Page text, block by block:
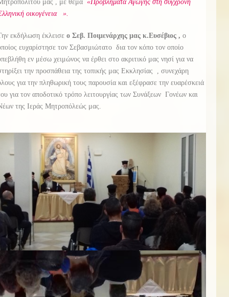
μας , με θέμα «Προβλήματα Αγωγής στη σύγχρονη
οικογένεια ».
εκδήλωση έκλεισε ο Σεβ. Ποιμενάρχης μας κ.Ευσέβιος , ο
ευχαρίστησε τον Σεβασμιώτατο δια τον κόπο τον οποίο
εν μέσω χειμώνος να έρθει στο ακριτικό μας νησί για να
την προσπάθεια της τοπικής μας Εκκλησίας , συνεχάρη
για την πληθωρική τους παρουσία και εξέφρασε την ευαρέσκειά
για τον αποδοτικό τρόπο λειτουργίας των Συνάξεων Γονέων και
της Ιεράς Μητροπόλεώς μας.